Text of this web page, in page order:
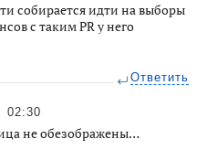
собирается идти на выборы
с таким PR у него
Ответить
02:30
не обезображены…